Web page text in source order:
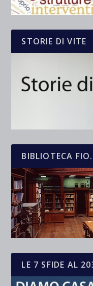
STORIE DI VITE
BIBLIOTECA
LE 7 SFIDE AL